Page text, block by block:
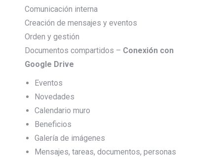
Comunicación interna
Creación de mensajes y eventos
Orden y gestión
Documentos compartidos – Conexión con
Google Drive
Eventos
Novedades
Calendario muro
Beneficios
Galería de imágenes
Mensajes, tareas, documentos, personas